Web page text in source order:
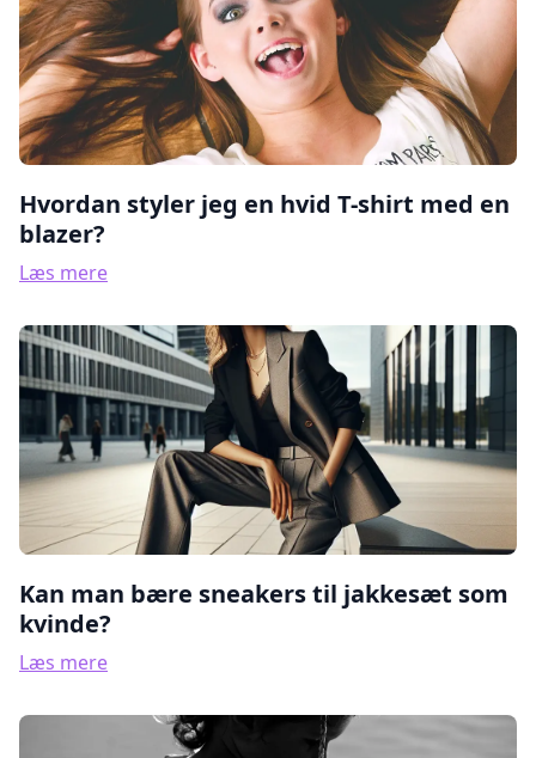
Hvordan styler jeg en hvid T-shirt med en
blazer?
Læs mere
Kan man bære sneakers til jakkesæt som
kvinde?
Læs mere